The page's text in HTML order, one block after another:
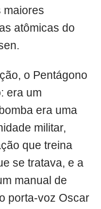
maiores
atômicas do
o Pentágono
era um
era uma
militar,
que treina
se tratava, e a
manual de
porta-voz Oscar